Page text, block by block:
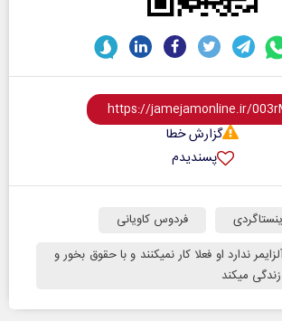
گزارش خطا
پسندیدم
فردوس کاویانی
ندارد او فعلا کار نمیکنند و با حقوق بخور و
میکند